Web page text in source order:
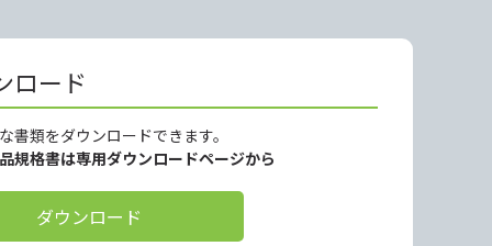
ロード
書類をダウンロードできます。
規格書は専用ダウンロードページから
ダウンロード